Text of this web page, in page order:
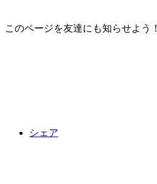
このページを友達にも知らせよう！
シェア